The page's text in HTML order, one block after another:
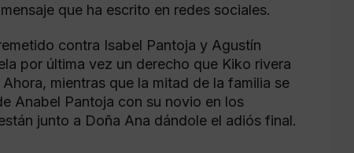
que ha escrito en redes sociales.
contra Isabel Pantoja y Agustín
por última vez un derecho que Kiko rivera
mientras que la mitad de la familia se
Anabel Pantoja con su novio en los
junto a Doña Ana dándole el adiós final.